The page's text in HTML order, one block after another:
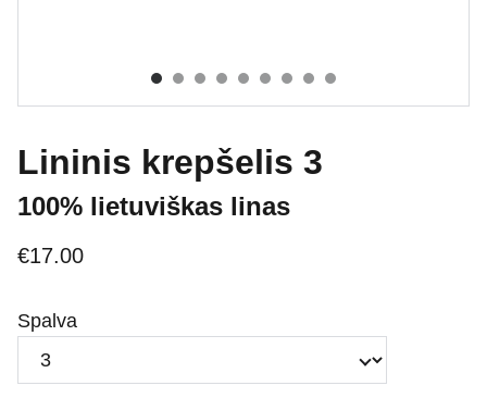
Lininis krepšelis 3
100% lietuviškas linas
€17.00
Spalva